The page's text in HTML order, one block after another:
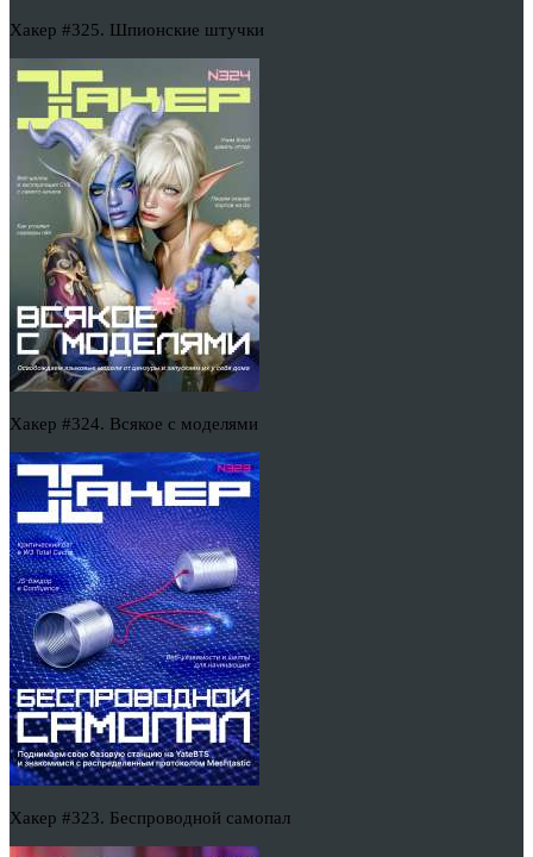
Хакер #325. Шпионские штучки
Хакер #324. Всякое с моделями
Хакер #323. Беспроводной самопал